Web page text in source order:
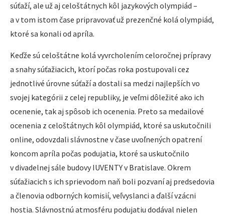
súťaží, ale už aj celoštátnych kôl jazykových olympiád –
a v tom istom čase pripravovať už prezenčné kolá olympiád,
ktoré sa konali od apríla.
Keďže sú celoštátne kolá vyvrcholením celoročnej prípravy
a snahy súťažiacich, ktorí počas roka postupovali cez
jednotlivé úrovne súťaží a dostali sa medzi najlepších vo
svojej kategórii z celej republiky, je veľmi dôležité ako ich
ocenenie, tak aj spôsob ich ocenenia. Preto sa medailové
ocenenia z celoštátnych kôl olympiád, ktoré sa uskutočnili
online, odovzdali slávnostne v čase uvoľnených opatrení
koncom apríla počas podujatia, ktoré sa uskutočnilo
v divadelnej sále budovy IUVENTY v Bratislave. Okrem
súťažiacich s ich sprievodom naň boli pozvaní aj predsedovia
a členovia odborných komisií, veľvyslanci a ďalší vzácni
hostia. Slávnostnú atmosféru podujatiu dodával nielen